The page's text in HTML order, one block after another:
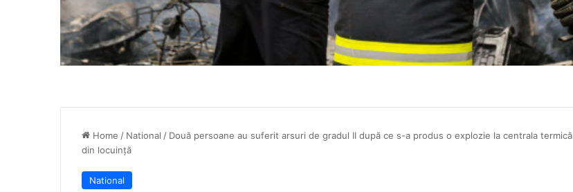
Home / National / Două persoane au suferit arsuri de gradul II după ce s-a produs o explozie la centrala termică
din locuință
National